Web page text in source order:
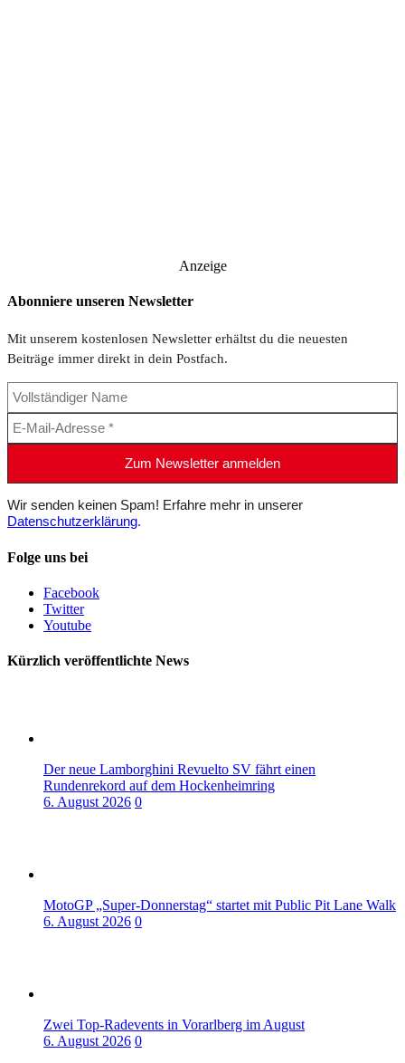
Anzeige
Abonniere unseren Newsletter
Mit unserem kostenlosen Newsletter erhältst du die neuesten
Beiträge immer direkt in dein Postfach.
Wir senden keinen Spam! Erfahre mehr in unserer
Datenschutzerklärung.
Folge uns bei
Facebook
Twitter
Youtube
Kürzlich veröffentlichte News
Der neue Lamborghini Revuelto SV fährt einen
Rundenrekord auf dem Hockenheimring
6. August 2026 0
MotoGP „Super-Donnerstag“ startet mit Public Pit Lane Walk
6. August 2026 0
Zwei Top-Radevents in Vorarlberg im August
6. August 2026 0